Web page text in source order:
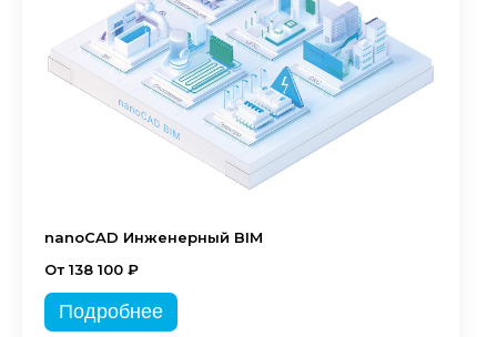
nanoCAD Инженерный BIM
От 138 100 ₽
Подробнее